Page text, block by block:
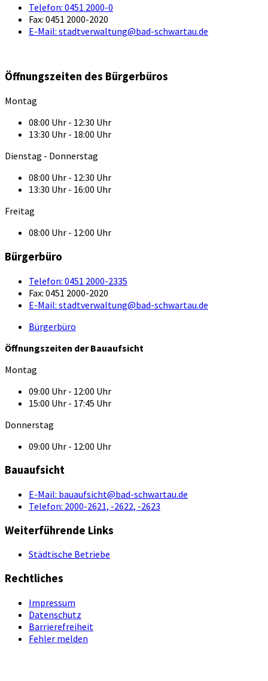
Telefon: 0451 2000-0
Fax: 0451 2000-2020
E-Mail: stadtverwaltung@bad-schwartau.de
Öffnungszeiten des Bürgerbüros
Montag
08:00 Uhr - 12:30 Uhr
13:30 Uhr - 18:00 Uhr
Dienstag - Donnerstag
08:00 Uhr - 12:30 Uhr
13:30 Uhr - 16:00 Uhr
Freitag
08:00 Uhr - 12:00 Uhr
Bürgerbüro
Telefon: 0451 2000-2335
Fax: 0451 2000-2020
E-Mail: stadtverwaltung@bad-schwartau.de
Bürgerbüro
Öffnungszeiten der Bauaufsicht
Montag
09:00 Uhr - 12:00 Uhr
15:00 Uhr - 17:45 Uhr
Donnerstag
09:00 Uhr - 12:00 Uhr
Bauaufsicht
E-Mail: bauaufsicht@bad-schwartau.de
Telefon: 2000-2621, -2622, -2623
Weiterführende Links
Städtische Betriebe
Rechtliches
Impressum
Datenschutz
Barrierefreiheit
Fehler melden